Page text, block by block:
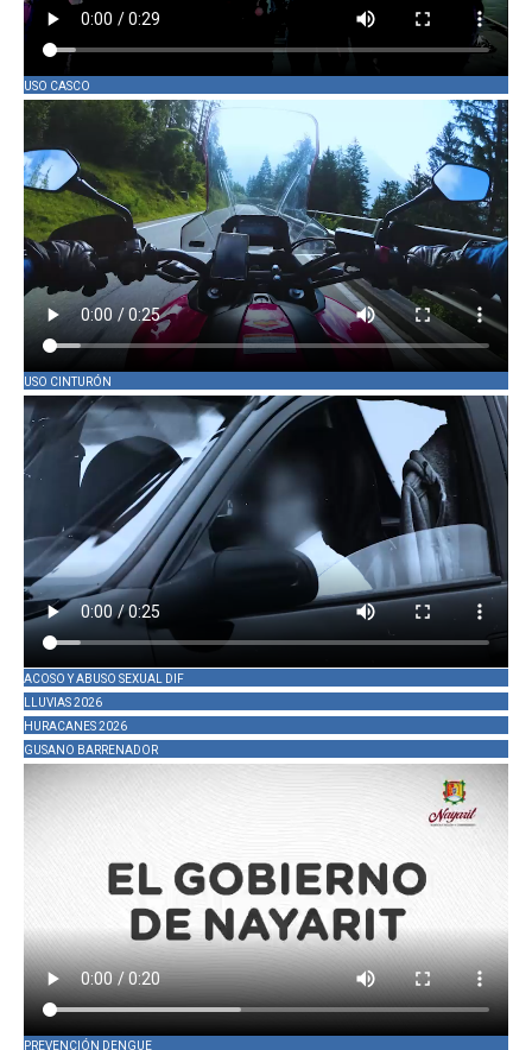
USO CASCO
USO CINTURÓN
ACOSO Y ABUSO SEXUAL DIF
LLUVIAS 2026
HURACANES 2026
GUSANO BARRENADOR
PREVENCIÓN DENGUE